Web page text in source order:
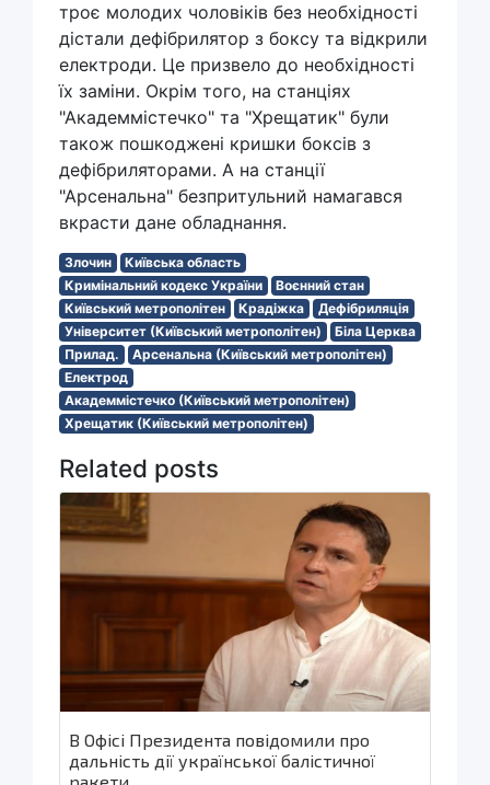
троє молодих чоловіків без необхідності
дістали дефібрилятор з боксу та відкрили
електроди. Це призвело до необхідності
їх заміни. Окрім того, на станціях
"Академмістечко" та "Хрещатик" були
також пошкоджені кришки боксів з
дефібриляторами. А на станції
"Арсенальна" безпритульний намагався
вкрасти дане обладнання.
Злочин
Київська область
Кримінальний кодекс України
Воєнний стан
Київський метрополітен
Крадіжка
Дефібриляція
Університет (Київський метрополітен)
Біла Церква
Прилад.
Арсенальна (Київський метрополітен)
Електрод
Академмістечко (Київський метрополітен)
Хрещатик (Київський метрополітен)
Related posts
В Офісі Президента повідомили про
дальність дії української балістичної